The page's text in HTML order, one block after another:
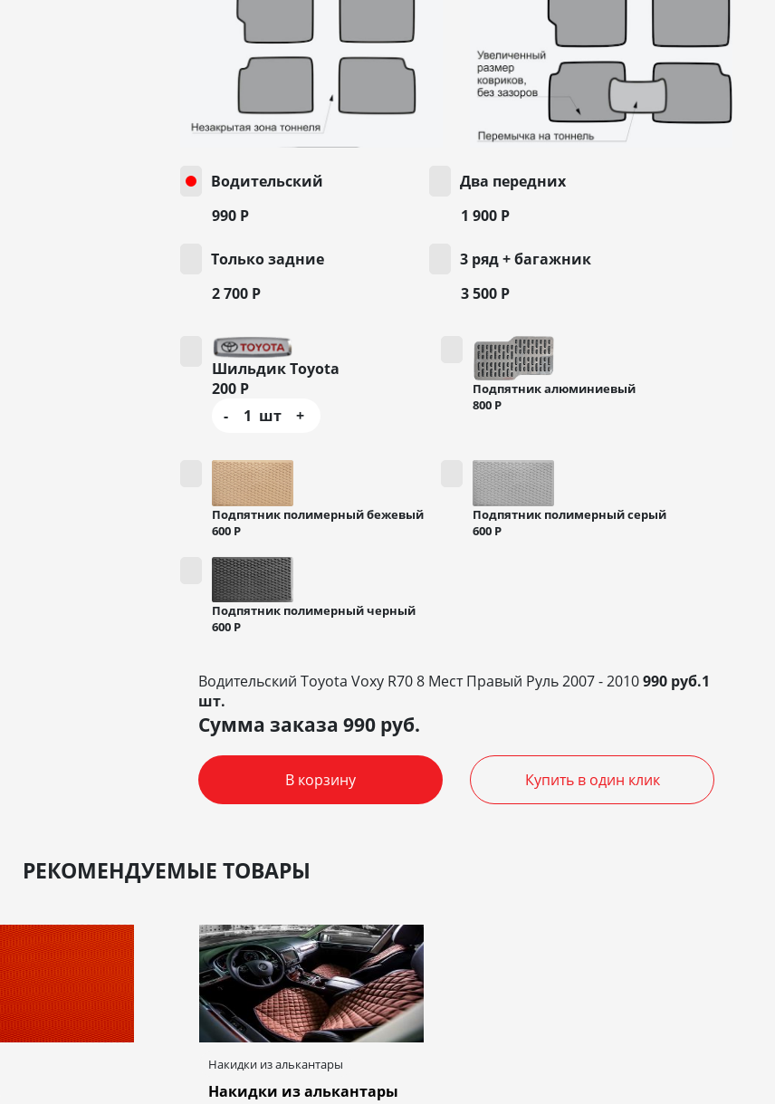
Водительский
990 Р
Два передних
1 900 Р
Только задние
2 700 Р
3 ряд + багажник
3 500 Р
Шильдик Toyota
200 Р
-
1 шт +
Подпятник алюминиевый
800 Р
Подпятник полимерный бежевый
600 Р
Подпятник полимерный серый
600 Р
Подпятник полимерный черный
600 Р
Водительский Toyota Voxy R70 8 Мест Правый Руль 2007 - 2010990 руб.1
шт.
Сумма заказа 990 руб.
В корзину Купить в один клик
РЕКОМЕНДУЕМЫЕ ТОВАРЫ
Накидки из алькантары
Накидки из алькантары